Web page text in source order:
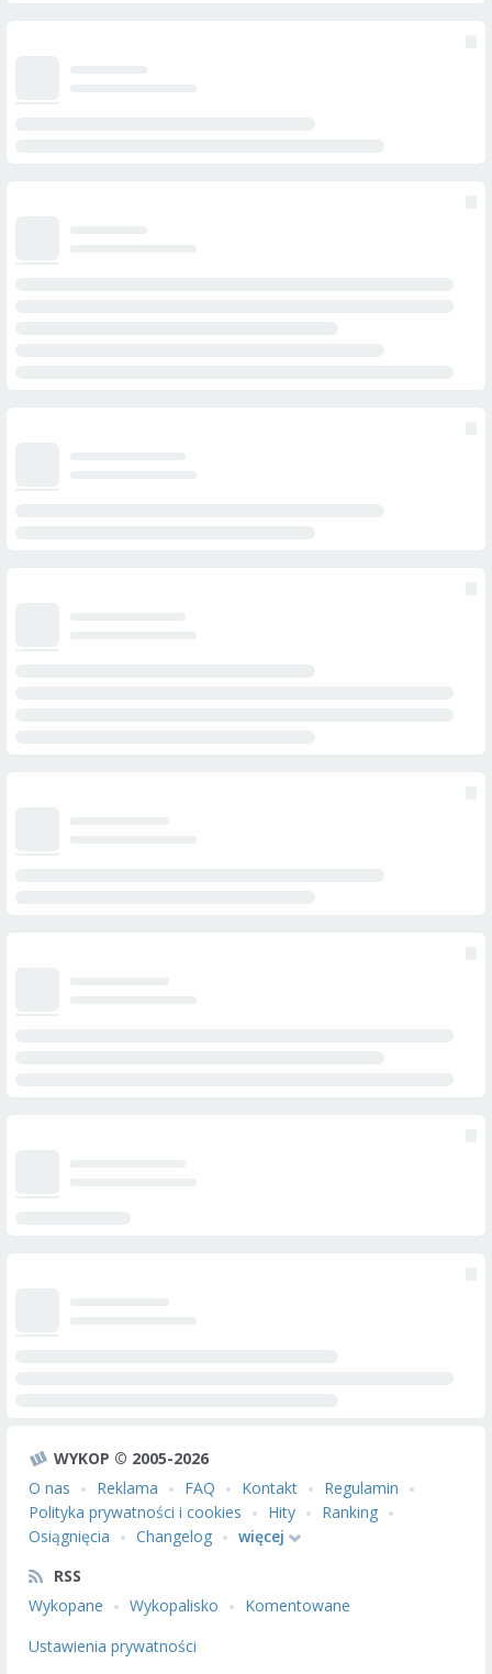
WYKOP © 2005-2026
O nas
Reklama FAQ Kontakt
Regulamin
Polityka prywatności i cookies
Hity
Ranking
Osiągnięcia
Changelog
więcej
RSS
Wykopane
Wykopalisko
Komentowane
Ustawienia prywatności